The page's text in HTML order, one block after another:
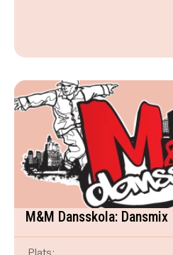
M&M Dansskola: Dansmix